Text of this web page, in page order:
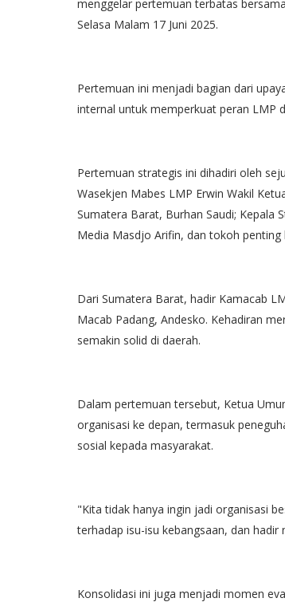
menggelar pertemuan terbatas
Selasa Malam 17 Juni 2025.
Pertemuan ini menjadi bagian dari
internal untuk memperkuat peran LMP
Pertemuan strategis ini dihadiri oleh
Wasekjen Mabes LMP Erwin Wakil
Sumatera Barat, Burhan Saudi; Kepala
Media Masdjo Arifin, dan tokoh penting
Dari Sumatera Barat, hadir Kamacab
Macab Padang, Andesko. Kehadiran
semakin solid di daerah.
Dalam pertemuan tersebut, Ketua
organisasi ke depan, termasuk
sosial kepada masyarakat.
"Kita tidak hanya ingin jadi organisasi
terhadap isu-isu kebangsaan, dan
Konsolidasi ini juga menjadi momen